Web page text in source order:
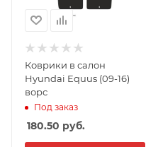
Коврики в салон
Hyundai Equus (09-16)
ворс
Под заказ
180.50 руб.